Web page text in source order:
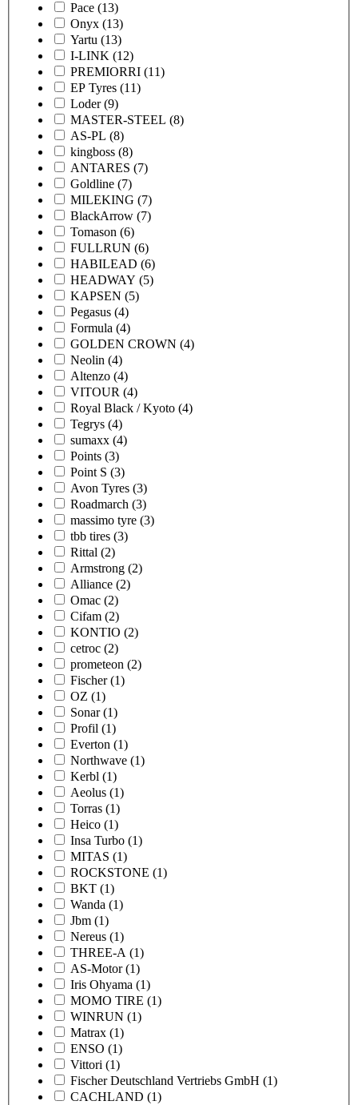
Pace (13)
Onyx (13)
Yartu (13)
I-LINK (12)
PREMIORRI (11)
EP Tyres (11)
Loder (9)
MASTER-STEEL (8)
AS-PL (8)
kingboss (8)
ANTARES (7)
Goldline (7)
MILEKING (7)
BlackArrow (7)
Tomason (6)
FULLRUN (6)
HABILEAD (6)
HEADWAY (5)
KAPSEN (5)
Pegasus (4)
Formula (4)
GOLDEN CROWN (4)
Neolin (4)
Altenzo (4)
VITOUR (4)
Royal Black / Kyoto (4)
Tegrys (4)
sumaxx (4)
Points (3)
Point S (3)
Avon Tyres (3)
Roadmarch (3)
massimo tyre (3)
tbb tires (3)
Rittal (2)
Armstrong (2)
Alliance (2)
Omac (2)
Cifam (2)
KONTIO (2)
cetroc (2)
prometeon (2)
Fischer (1)
OZ (1)
Sonar (1)
Profil (1)
Everton (1)
Northwave (1)
Kerbl (1)
Aeolus (1)
Torras (1)
Heico (1)
Insa Turbo (1)
MITAS (1)
ROCKSTONE (1)
BKT (1)
Wanda (1)
Jbm (1)
Nereus (1)
THREE-A (1)
AS-Motor (1)
Iris Ohyama (1)
MOMO TIRE (1)
WINRUN (1)
Matrax (1)
ENSO (1)
Vittori (1)
Fischer Deutschland Vertriebs GmbH (1)
CACHLAND (1)